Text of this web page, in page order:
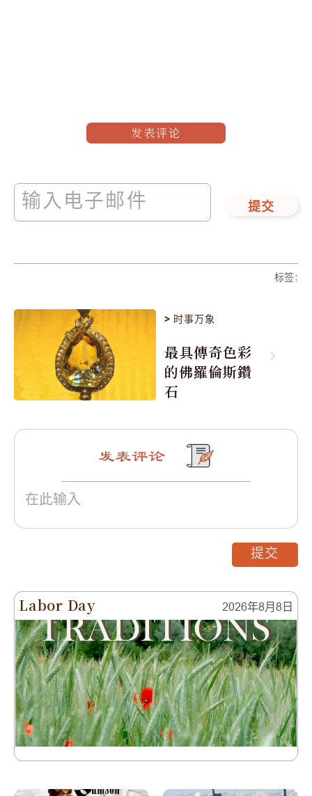
发表评论
提交
标签:
> 时事万象
最具傳奇色彩
的佛羅倫斯鑽
石
Labor Day 2026年8月8日
发表评论
提交